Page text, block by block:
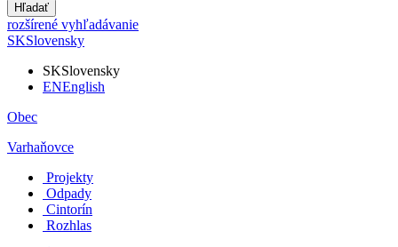
Hľadať
rozšírené vyhľadávanie
SKSlovensky
SKSlovensky
ENEnglish
Obec
Varhaňovce
Projekty
Odpady
Cintorín
Rozhlas